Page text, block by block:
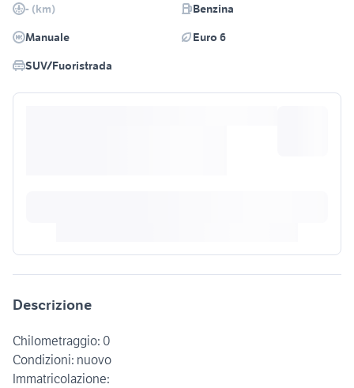
- (km)
Benzina
Manuale
Euro 6
SUV/Fuoristrada
Descrizione
Chilometraggio: 0
Condizioni: nuovo
Immatricolazione: